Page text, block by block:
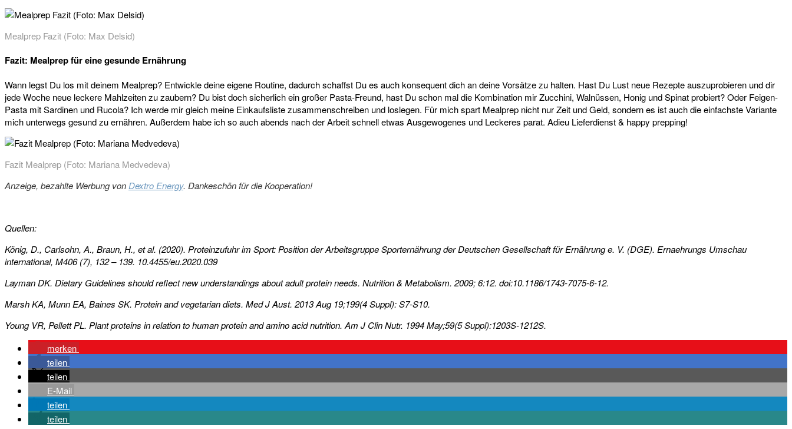
Mealprep Fazit (Foto: Max Delsid)
Fazit: Mealprep für eine gesunde Ernährung
Wann legst Du los mit deinem Mealprep? Entwickle deine eigene Routine, dadurch schaffst Du es auch konsequent dich an deine Vorsätze zu halten. Hast Du Lust neue Rezepte auszuprobieren und dir
jede Woche neue leckere Mahlzeiten zu zaubern? Du bist doch sicherlich ein großer Pasta-Freund, hast Du schon mal die Kombination mir Zucchini, Walnüssen, Honig und Spinat probiert? Oder Feigen-
Pasta mit Sardinen und Rucola? Ich werde mir gleich meine Einkaufsliste zusammenschreiben und loslegen. Für mich spart Mealprep nicht nur Zeit und Geld, sondern es ist auch die einfachste Variante
mich unterwegs gesund zu ernähren. Außerdem habe ich so auch abends nach der Arbeit schnell etwas Ausgewogenes und Leckeres parat. Adieu Lieferdienst & happy prepping!
Fazit Mealprep (Foto: Mariana Medvedeva)
Anzeige, bezahlte Werbung von Dextro Energy. Dankeschön für die Kooperation!
Quellen:
König, D., Carlsohn, A., Braun, H., et al. (2020). Proteinzufuhr im Sport: Position der Arbeitsgruppe Sporternährung der Deutschen Gesellschaft für Ernährung e. V. (DGE). Ernaehrungs Umschau
international, M406 (7), 132 – 139. 10.4455/eu.2020.039
Layman DK. Dietary Guidelines should reflect new understandings about adult protein needs. Nutrition & Metabolism. 2009; 6:12. doi:10.1186/1743-7075-6-12.
Marsh KA, Munn EA, Baines SK. Protein and vegetarian diets. Med J Aust. 2013 Aug 19;199(4 Suppl): S7-S10.
Young VR, Pellett PL. Plant proteins in relation to human protein and amino acid nutrition. Am J Clin Nutr. 1994 May;59(5 Suppl):1203S-1212S.
merken
teilen
teilen
E-Mail
teilen
teilen